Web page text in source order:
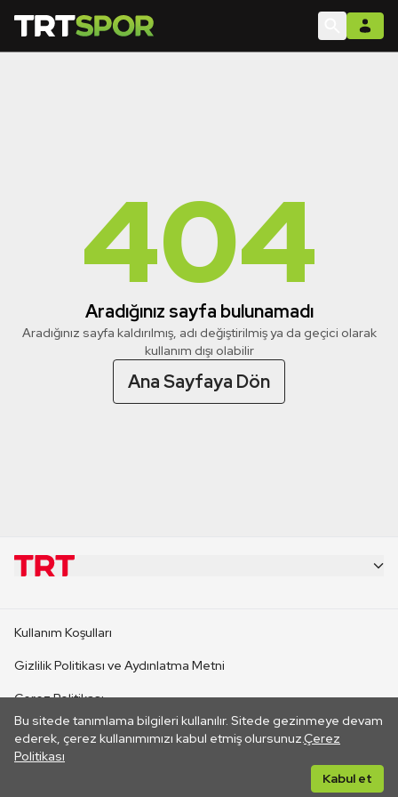
404
Aradığınız sayfa bulunamadı
Aradığınız sayfa kaldırılmış, adı değiştirilmiş ya da geçici olarak
kullanım dışı olabilir
Ana Sayfaya Dön
Bu sitede tanımlama bilgileri kullanılır. Sitede gezinmeye devam
ederek, çerez kullanımımızı kabul etmiş olursunuz.Çerez
Politikası
Kabul et
CANLI YAYINLAR
Kullanım Koşulları
Gizlilik Politikası ve Aydınlatma Metni
Çerez Politikası
İletişim
Her hakkı saklıdır. ©2026 TRT. Bağlantı yoluyla gidilen dış